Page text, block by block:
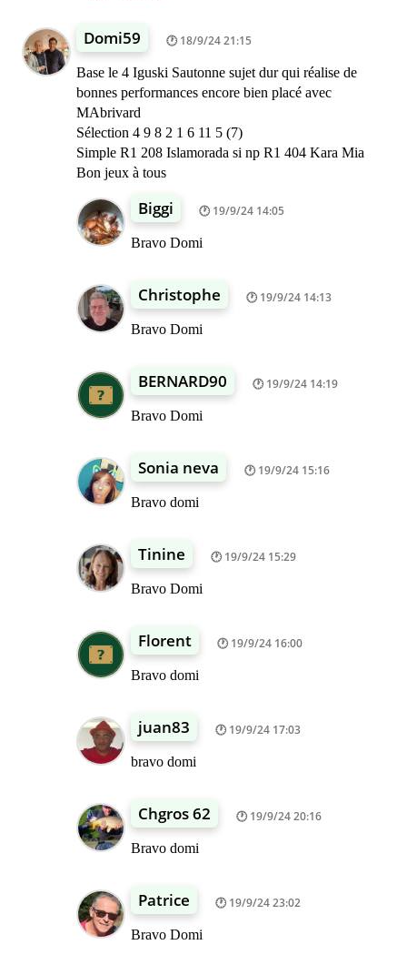
Domi59 18/9/24 21:15
Base le 4 Iguski Sautonne sujet dur qui réalise de
bonnes performances encore bien placé avec
MAbrivard
Sélection 4 9 8 2 1 6 11 5 (7)
Simple R1 208 Islamorada si np R1 404 Kara Mia
Bon jeux à tous
Biggi 19/9/24 14:05
Bravo Domi
Christophe 19/9/24 14:13
Bravo Domi
BERNARD90 19/9/24 14:19
Bravo Domi
Sonia neva 19/9/24 15:16
Bravo domi
Tinine 19/9/24 15:29
Bravo Domi
Florent 19/9/24 16:00
Bravo domi
juan83 19/9/24 17:03
bravo domi
Chgros 62 19/9/24 20:16
Bravo domi
Patrice 19/9/24 23:02
Bravo Domi